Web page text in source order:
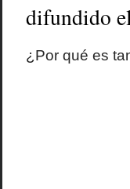
difundido
¿Por qué es